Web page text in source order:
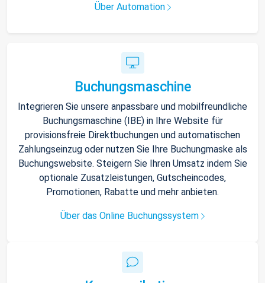
Über Automation
Buchungsmaschine
Integrieren Sie unsere anpassbare und mobilfreundliche
Buchungsmaschine (IBE) in Ihre Website für
provisionsfreie Direktbuchungen und automatischen
Zahlungseinzug oder nutzen Sie Ihre Buchungmaske als
Buchungswebsite. Steigern Sie Ihren Umsatz indem Sie
optionale Zusatzleistungen, Gutscheincodes,
Promotionen, Rabatte und mehr anbieten.
Über das Online Buchungssystem